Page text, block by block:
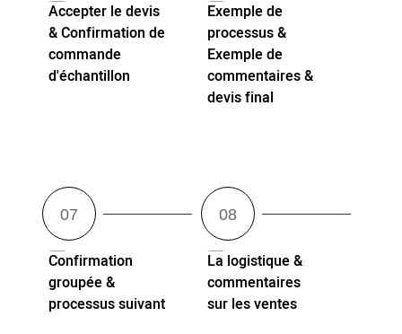
Accepter le devis
& Confirmation de
commande
d'échantillon
Exemple de
processus &
Exemple de
commentaires &
devis final
Confirmation
groupée &
processus suivant
La logistique &
commentaires
sur les ventes